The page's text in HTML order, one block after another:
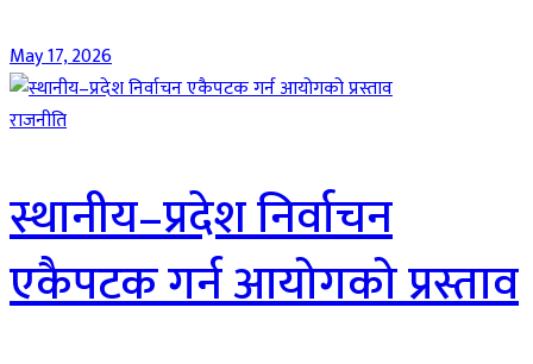
May 17, 2026
राजनीति
स्थानीय–प्रदेश निर्वाचन
एकैपटक गर्न आयोगको प्रस्ताव